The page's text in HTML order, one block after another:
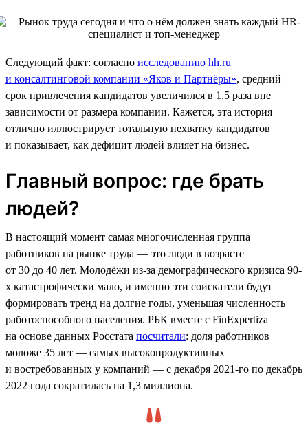
Следующий факт: согласно исследованию hh.ru
и консалтинговой компании «Яков и Партнёры», средний
срок привлечения кандидатов увеличился в 1,5 раза вне
зависимости от размера компании. Кажется, эта история
отлично иллюстрирует тотальную нехватку кандидатов
и показывает, как дефицит людей влияет на бизнес.
Главный вопрос: где брать
людей?
В настоящий момент самая многочисленная группа
работников на рынке труда — это люди в возрасте
от 30 до 40 лет. Молодёжи из-за демографического кризиса 90-
х катастрофически мало, и именно эти соискатели будут
формировать тренд на долгие годы, уменьшая численность
работоспособного населения. РБК вместе с FinExpertiza
на основе данных Росстата посчитали: доля работников
моложе 35 лет — самых высокопродуктивных
и востребованных у компаний — с декабря 2021-го по декабрь
2022 года сократилась на 1,3 миллиона.